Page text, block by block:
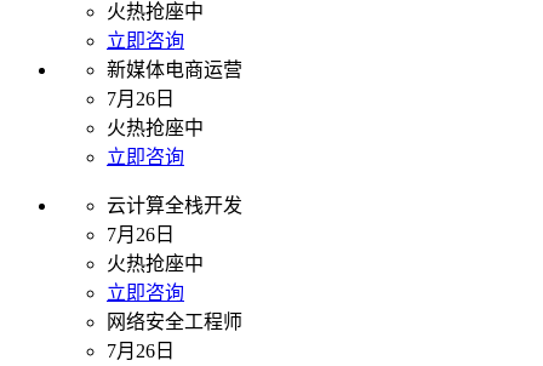
火热抢座中
立即咨询
新媒体电商运营
7月26日
火热抢座中
立即咨询
云计算全栈开发
7月26日
火热抢座中
立即咨询
网络安全工程师
7月26日